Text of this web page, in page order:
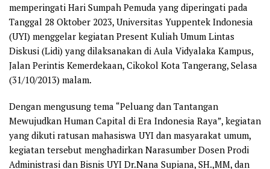
memperingati Hari Sumpah Pemuda yang diperingati pada
Tanggal 28 Oktober 2023, Universitas Yuppentek Indonesia
(UYI) menggelar kegiatan Present Kuliah Umum Lintas
Diskusi (Lidi) yang dilaksanakan di Aula Vidyalaka Kampus,
Jalan Perintis Kemerdekaan, Cikokol Kota Tangerang, Selasa
(31/10/2013) malam.
Dengan mengusung tema “Peluang dan Tantangan
Mewujudkan Human Capital di Era Indonesia Raya”, kegiatan
yang dikuti ratusan mahasiswa UYI dan masyarakat umum,
kegiatan tersebut menghadirkan Narasumber Dosen Prodi
Administrasi dan Bisnis UYI Dr.Nana Supiana, SH.,MM, dan